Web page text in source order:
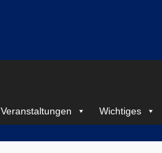
Veranstaltungen Wichtiges